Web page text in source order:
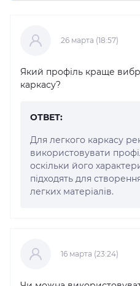
26 марта (18:57)
Який профіль краще
каркасу?
ОТВЕТ:
Для легкого каркасу
використовувати
оскільки його
підходять для
легких матеріалів.
16 марта (23:24)